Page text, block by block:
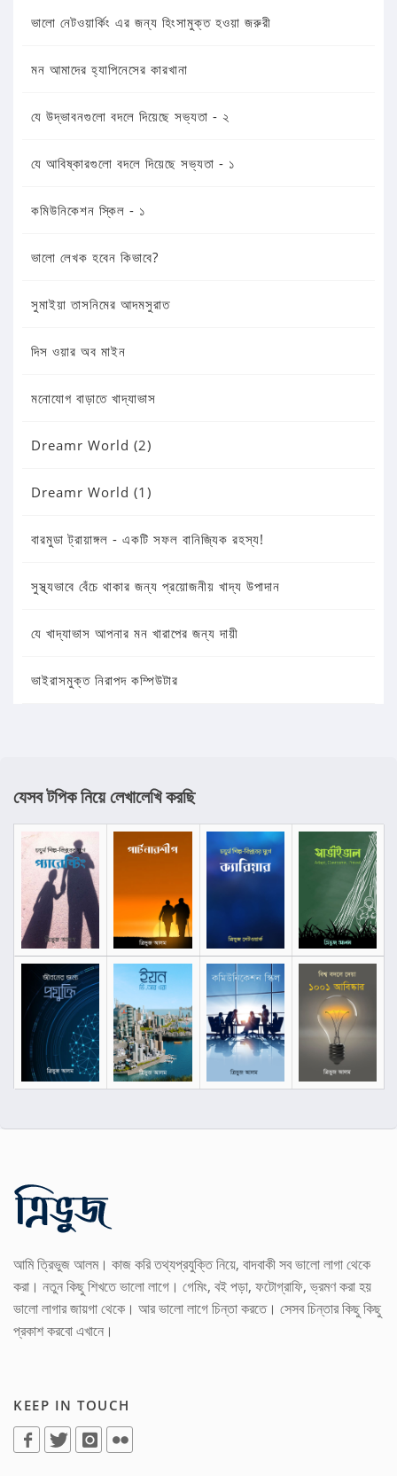
ভালো নেটওয়ার্কিং এর জন্য হিংসামুক্ত হওয়া জরুরী
মন আমাদের হ্যাপিনেসের কারখানা
যে উদ্ভাবনগুলো বদলে দিয়েছে সভ্যতা - ২
যে আবিষ্কারগুলো বদলে দিয়েছে সভ্যতা - ১
কমিউনিকেশন স্কিল - ১
ভালো লেখক হবেন কিভাবে?
সুমাইয়া তাসনিমের আদমসুরাত
দিস ওয়ার অব মাইন
মনোযোগ বাড়াতে খাদ্যাভাস
Dreamr World (2)
Dreamr World (1)
বারমুডা ট্রায়াঙ্গল - একটি সফল বানিজ্যিক রহস্য!
সুস্থ্যভাবে বেঁচে থাকার জন্য প্রয়োজনীয় খাদ্য উপাদান
যে খাদ্যাভাস আপনার মন খারাপের জন্য দায়ী
ভাইরাসমুক্ত নিরাপদ কম্পিউটার
যেসব টপিক নিয়ে লেখালেখি করছি
আমি ত্রিভুজ আলম। কাজ করি তথ্যপ্রযুক্তি নিয়ে, বাদবাকী সব ভালো লাগা থেকে
করা। নতুন কিছু শিখতে ভালো লাগে। গেমিং, বই পড়া, ফটোগ্রাফি, ভ্রমণ করা হয়
ভালো লাগার জায়গা থেকে। আর ভালো লাগে চিন্তা করতে। সেসব চিন্তার কিছু কিছু
প্রকাশ করবো এখানে।
KEEP IN TOUCH